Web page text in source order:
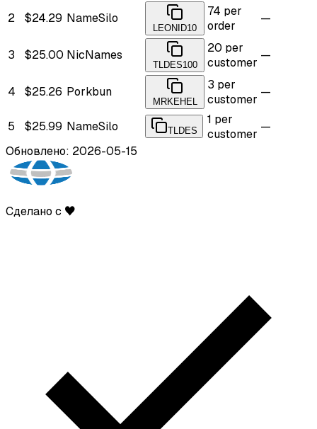
2 $24.29 NameSilo
LEONID10
74 per
order
—
3 $25.00 NicNames
TLDES100
20 per
customer
—
4 $25.26 Porkbun
MRKEHEL
3 per
customer
—
5 $25.99 NameSilo TLDES
1 per
customer
—
Обновлено: 2026-05-15
Сделано с ♥